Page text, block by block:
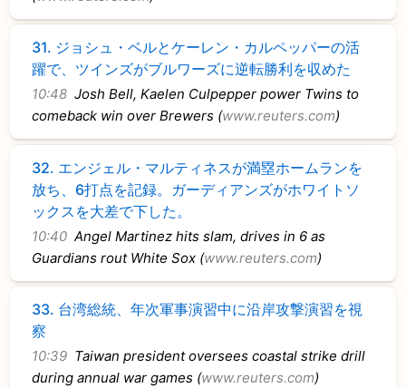
31. ジョシュ・ベルとケーレン・カルペッパーの活
躍で、ツインズがブルワーズに逆転勝利を収めた
10:48 Josh Bell, Kaelen Culpepper power Twins to
comeback win over Brewers (www.reuters.com)
32. エンジェル・マルティネスが満塁ホームランを
放ち、6打点を記録。ガーディアンズがホワイトソ
ックスを大差で下した。
10:40 Angel Martinez hits slam, drives in 6 as
Guardians rout White Sox (www.reuters.com)
33. 台湾総統、年次軍事演習中に沿岸攻撃演習を視
察
10:39 Taiwan president oversees coastal strike drill
during annual war games (www.reuters.com)